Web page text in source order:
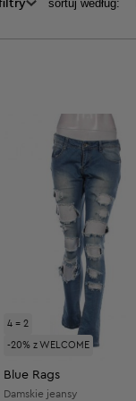
sortuj według:
4 = 2
-20% z WELCOME
Blue Rags
Damskie jeansy